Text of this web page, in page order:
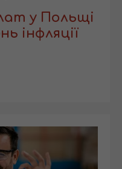
у Польщі
інфляції